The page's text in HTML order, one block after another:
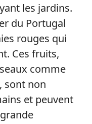
les jardins.
du Portugal
rouges qui
Ces fruits,
comme
sont non
et peuvent